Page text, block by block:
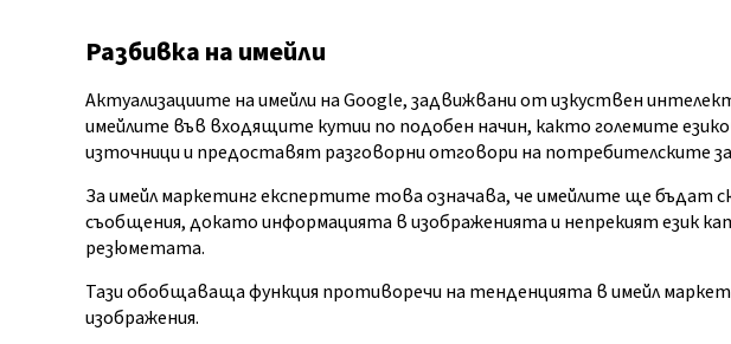
Разбивка на имейли
Актуализациите на имейли на Google, задвижвани от изкуствен
имейлите във входящите кутии по подобен начин, както големите
източници и предоставят разговорни отговори на потребителските
За имейл маркетинг експертите това означава, че имейлите ще бъдат
съобщения, докато информацията в изображенията и непрекият език
резюметата.
Тази обобщаваща функция противоречи на тенденцията в имейл
изображения.